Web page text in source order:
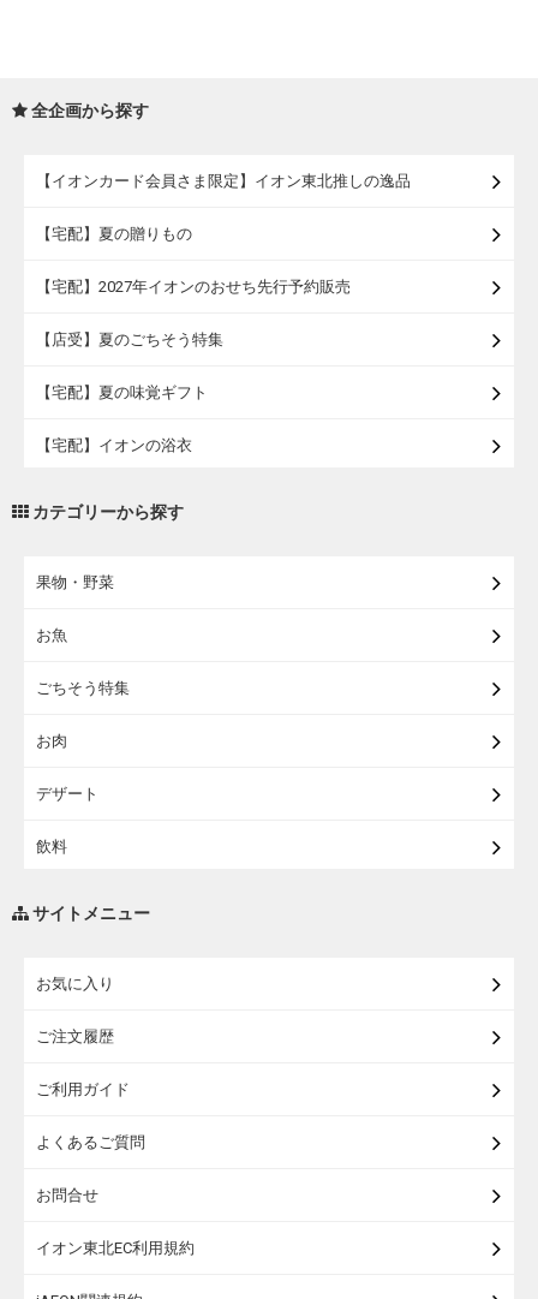
全企画から探す
【イオンカード会員さま限定】イオン東北推しの逸品
【宅配】夏の贈りもの
【宅配】2027年イオンのおせち先行予約販売
【店受】夏のごちそう特集
【宅配】夏の味覚ギフト
【宅配】イオンの浴衣
カテゴリーから探す
果物・野菜
お魚
ごちそう特集
お肉
デザート
飲料
サイトメニュー
お気に入り
ご注文履歴
ご利用ガイド
よくあるご質問
お問合せ
イオン東北EC利用規約